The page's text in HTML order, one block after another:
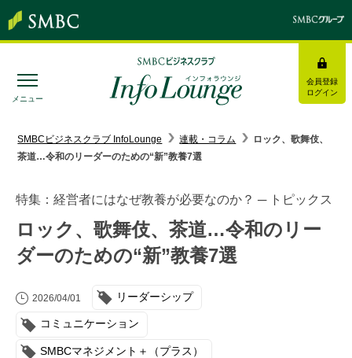
メニュー
会員登録
ログイン
みんなの研修
トピックス＆インフォメーション
お役立ち情報
インタビュー・レポート
SMBCビジネスクラブ InfoLounge 連載・コラム
ロック、歌舞伎、
茶道…令和のリーダーのための“新”教養7選
特集：経営者にはなぜ教養が必要なのか？ ─ トピックス
ロック、歌舞伎、茶道…令和のリー
ダーのための“新”教養7選
2026/04/01 リーダーシップ
コミュニケーション
SMBCマネジメント＋（プラス）